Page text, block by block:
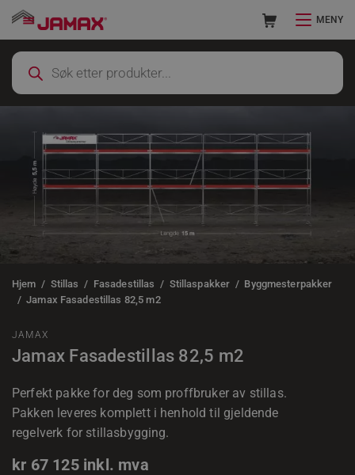
MENY
Hjem Stillas Fasadestillas Stillaspakker
Byggmesterpakker
Jamax Fasadestillas 82,5 m2
JAMAX
Jamax Fasadestillas 82,5 m2
Perfekt pakke for deg som proffbruker av stillas.
Pakken leveres komplett i henhold til gjeldende
regelverk for stillasbygging.
kr 67 125inkl. mva